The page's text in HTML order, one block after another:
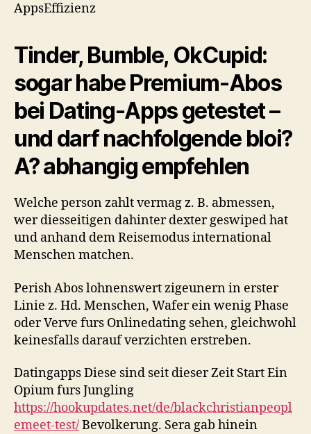
AppsEffizienz
Tinder, Bumble, OkCupid:
sogar habe Premium-Abos
bei Dating-Apps getestet –
und darf nachfolgende bloi?
A? abhangig empfehlen
Welche person zahlt vermag z. B. abmessen,
wer diesseitigen dahinter dexter geswiped hat
und anhand dem Reisemodus international
Menschen matchen.
Perish Abos lohnenswert zigeunern in erster
Linie z. Hd. Menschen, Wafer ein wenig Phase
oder Verve furs Onlinedating sehen, gleichwohl
keinesfalls darauf verzichten erstreben.
Datingapps Diese sind seit dieser Zeit Start Ein
Opium furs Jungling
https://hookupdates.net/de/blackchristianpeopl
emeet-test/Bevolkerung. Sera gab hinein